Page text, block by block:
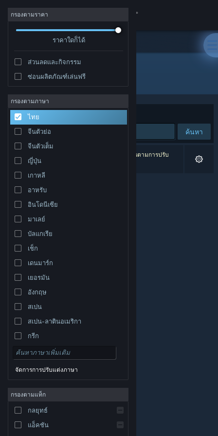
เข้าสู่ระบบ
ชุมชน
เกี่ยวกับ
ฝ่ายสนับสนุน
เปลี่ยนภาษา
รับแอป Steam แบบพกพา
ชมเว็บไซต์สำหรับเดสก์ท็อป
© Valve Corporation สงวนลิขสิทธิ์ เครื่องหมายการค้า
และประเทศอื่น
นโยบายความเป็นส่วนตัว
การช่วยการเข้าถึง|
Steam| การคืนเงิน
กรองตามราคา
ราคาใดก็ได้
ส่วนลดและกิจกรรม
ซ่อนผลิตภัณฑ์เล่นฟรี
กรองตามภาษา
ไทย
จีนตัวย่อ
จีนตัวเต็ม
ญี่ปุ่น
เกาหลี
อาหรับ
อินโดนีเซีย
มาเลย์
บัลแกเรีย
เช็ก
เดนมาร์ก
เยอรมัน
อังกฤษ
สเปน
สเปน-ลาตินอเมริกา
กรีก
จัดการการปรับแต่งภาษา
กรองตามแท็ก
กลยุทธ์
แอ็คชัน
ผู้พัฒนา: OneManArmy
จัดเรียงตาม
ค้นหา
0 ผลลัพธ์ตรงกับที่คุณค้นหา 2 ผลิตภัณฑ์ได้ถูกละเว้นตามการปรับ
แต่งของคุณ